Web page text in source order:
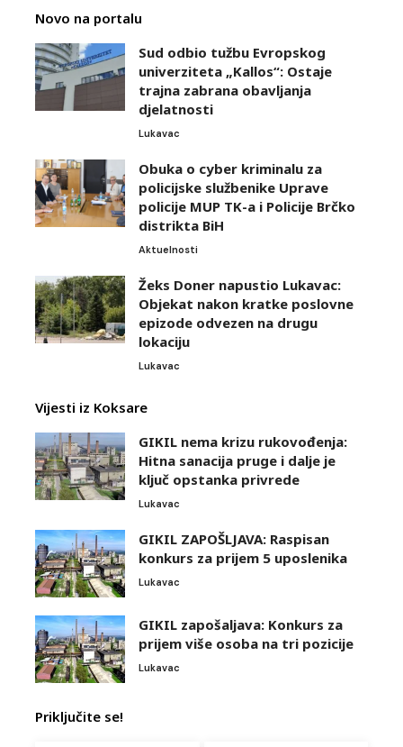
Novo na portalu
Sud odbio tužbu Evropskog
univerziteta „Kallos“: Ostaje
trajna zabrana obavljanja
djelatnosti
Lukavac
Obuka o cyber kriminalu za
policijske službenike Uprave
policije MUP TK-a i Policije Brčko
distrikta BiH
Aktuelnosti
Žeks Doner napustio Lukavac:
Objekat nakon kratke poslovne
epizode odvezen na drugu
lokaciju
Lukavac
Vijesti iz Koksare
GIKIL nema krizu rukovođenja:
Hitna sanacija pruge i dalje je
ključ opstanka privrede
Lukavac
GIKIL ZAPOŠLJAVA: Raspisan
konkurs za prijem 5 uposlenika
Lukavac
GIKIL zapošaljava: Konkurs za
prijem više osoba na tri pozicije
Lukavac
Priključite se!